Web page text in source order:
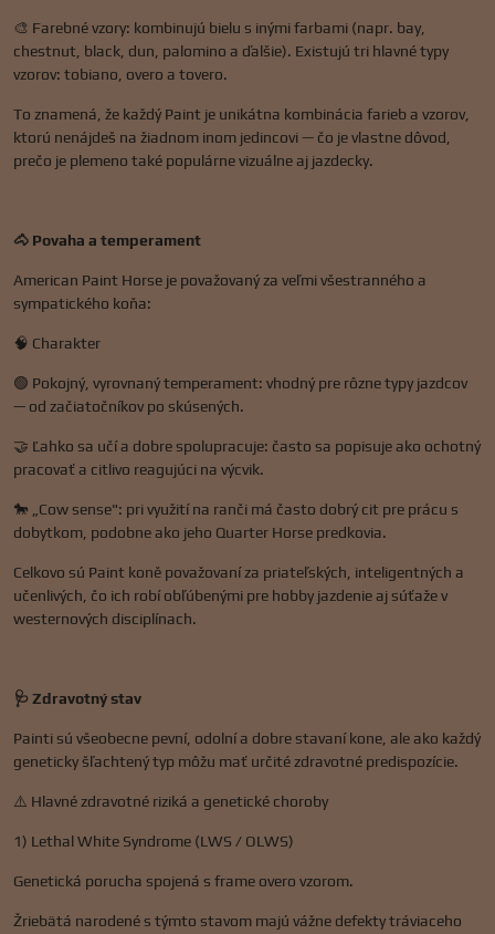
🎨 Farebné vzory: kombinujú bielu s inými farbami (napr. bay,
chestnut, black, dun, palomino a ďalšie). Existujú tri hlavné typy
vzorov: tobiano, overo a tovero.
To znamená, že každý Paint je unikátna kombinácia farieb a vzorov,
ktorú nenájdeš na žiadnom inom jedincovi — čo je vlastne dôvod,
prečo je plemeno také populárne vizuálne aj jazdecky.
🐴 Povaha a temperament
American Paint Horse je považovaný za veľmi všestranného a
sympatického koňa:
🧠 Charakter
🟢 Pokojný, vyrovnaný temperament: vhodný pre rôzne typy jazdcov
— od začiatočníkov po skúsených.
🤝 Ľahko sa učí a dobre spolupracuje: často sa popisuje ako ochotný
pracovať a citlivo reagujúci na výcvik.
🐎 „Cow sense": pri využití na ranči má často dobrý cit pre prácu s
dobytkom, podobne ako jeho Quarter Horse predkovia.
Celkovo sú Paint koně považovaní za priateľských, inteligentných a
učenlivých, čo ich robí obľúbenými pre hobby jazdenie aj súťaže v
westernových disciplínach.
🩺 Zdravotný stav
Painti sú všeobecne pevní, odolní a dobre stavaní kone, ale ako každý
geneticky šľachtený typ môžu mať určité zdravotné predispozície.
⚠️ Hlavné zdravotné riziká a genetické choroby
1) Lethal White Syndrome (LWS / OLWS)
Genetická porucha spojená s frame overo vzorom.
Žriebätá narodené s týmto stavom majú vážne defekty tráviaceho